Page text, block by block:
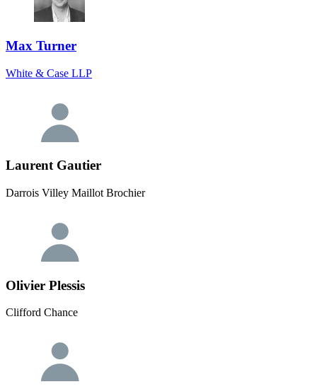
Max Turner
White & Case LLP
Laurent Gautier
Darrois Villey Maillot Brochier
Olivier Plessis
Clifford Chance